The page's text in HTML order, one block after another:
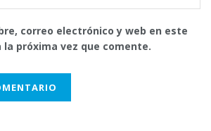
correo electrónico y web en este
la próxima vez que comente.